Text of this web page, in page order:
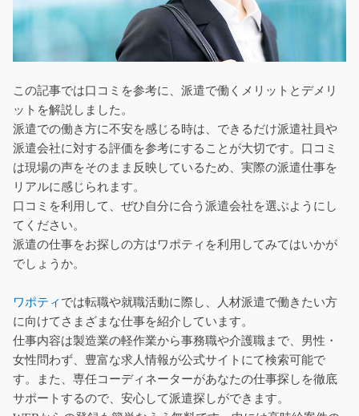
この記事では口コミを参考に、派遣で働くメリットとデメリ
ットを解説しました。
派遣での働き方に不安を感じる時は、できるだけ派遣社員や
派遣会社に対する評価を参考にすることが大切です。口コミ
は現場の声をそのまま反映しているため、実際の派遣仕事を
リアルに感じられます。
口コミを利用して、ぜひ自分に合う派遣会社を選ぶようにし
てください。
派遣の仕事をお探しの方はワポティを利用してみてはいかが
でしょうか。
ワポティ では転職や就職活動に際し、人材派遣で働きたい方
に向けてさまざまな仕事を紹介しています。
仕事内容は製造業の軽作業から事務職や介護職まで、男性・
女性問わず、豊富な求人情報が公式サイトにて検索可能で
す。また、専任コーディネーターがあなたの仕事探しを徹底
サポートするので、安心して派遣探しができます。